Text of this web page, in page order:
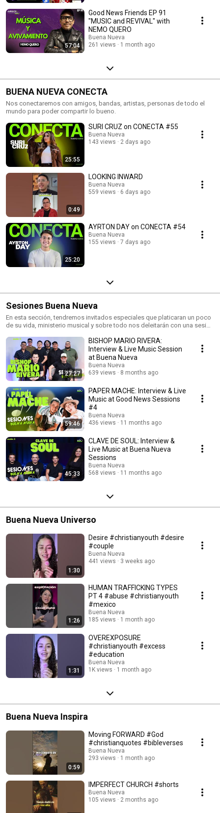
57:04
Good News Friends EP 91
"MUSIC and REVIVAL" with
NEMO QUERO
Buena Nueva
261 views
1 month ago
BUENA NUEVA CONECTA
Nos conectaremos con amigos, bandas, artistas, personas de todo el
mundo para poder compartir lo bueno.
25:55
SURI CRUZ on CONECTA #55
Buena Nueva
143 views
2 days ago
0:49
LOOKING INWARD
Buena Nueva
559 views
6 days ago
25:20
AYRTON DAY on CONECTA #54
Buena Nueva
155 views
7 days ago
Sesiones Buena Nueva
En esta sección, tendremos invitados especiales que platicaran un poco
de su vida, ministerio musical y sobre todo nos deleitarán con una sesión
27:27
BISHOP MARIO RIVERA:
Interview & Live Music Session
at Buena Nueva
Buena Nueva
639 views
8 months ago
59:46
PAPER MACHE: Interview & Live
Music at Good News Sessions
#4
Buena Nueva
436 views
11 months ago
45:33
CLAVE DE SOUL: Interview &
Live Music at Buena Nueva
Sessions
Buena Nueva
568 views
11 months ago
Buena Nueva Universo
1:30
Desire #christianyouth #desire
#couple
Buena Nueva
441 views
3 weeks ago
1:26
HUMAN TRAFFICKING TYPES
PT 4 #abuse #christianyouth
#mexico
Buena Nueva
185 views
1 month ago
1:31
OVEREXPOSURE
#christianyouth #excess
#education
Buena Nueva
1K views
1 month ago
Buena Nueva Inspira
0:59
Moving FORWARD #God
#christianquotes #bibleverses
Buena Nueva
293 views
1 month ago
IMPERFECT CHURCH #shorts
Buena Nueva
105 views
2 months ago